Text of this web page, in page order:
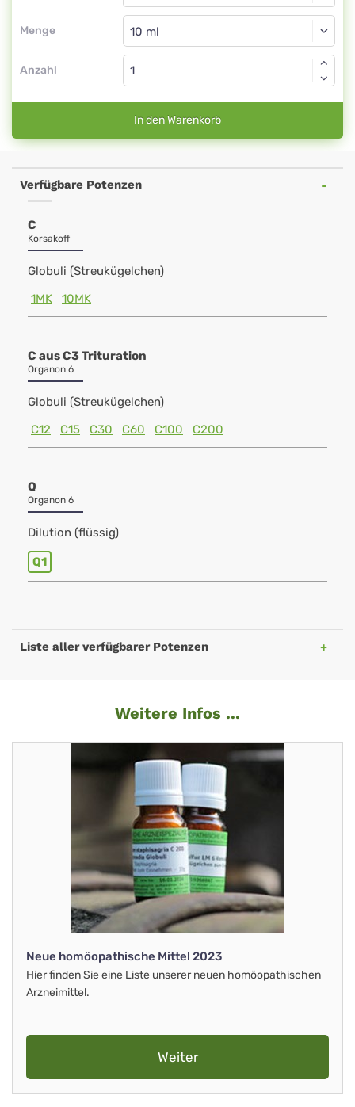
Menge
Dilution
Anzahl
In den Warenkorb
Verfügbare Potenzen
C
Korsakoff
Globuli (Streukügelchen)
1MK
10MK
C aus C3 Trituration
Organon 6
Globuli (Streukügelchen)
C12
C15 C30 C60 C100 C200
Q
Organon 6
Dilution (flüssig)
Q1
Liste aller verfügbarer Potenzen
Weitere Infos ...
Neue homöopathische Mittel 2023
Hier finden Sie eine Liste unserer neuen homöopathischen
Arzneimittel.
Weiter